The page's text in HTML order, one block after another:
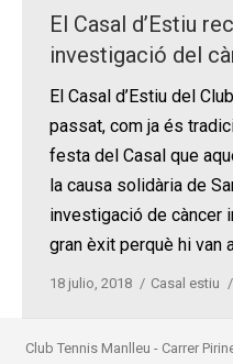
El Casal d’Estiu
investigació del
El Casal d’Estiu del
passat, com ja és
festa del Casal que
la causa solidària de
investigació de càncer
gran èxit perquè hi van
18 julio, 2018 Casal estiu
Club Tennis Manlleu - Carrer